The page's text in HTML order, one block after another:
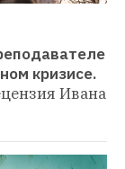
кризисе.
Ивана